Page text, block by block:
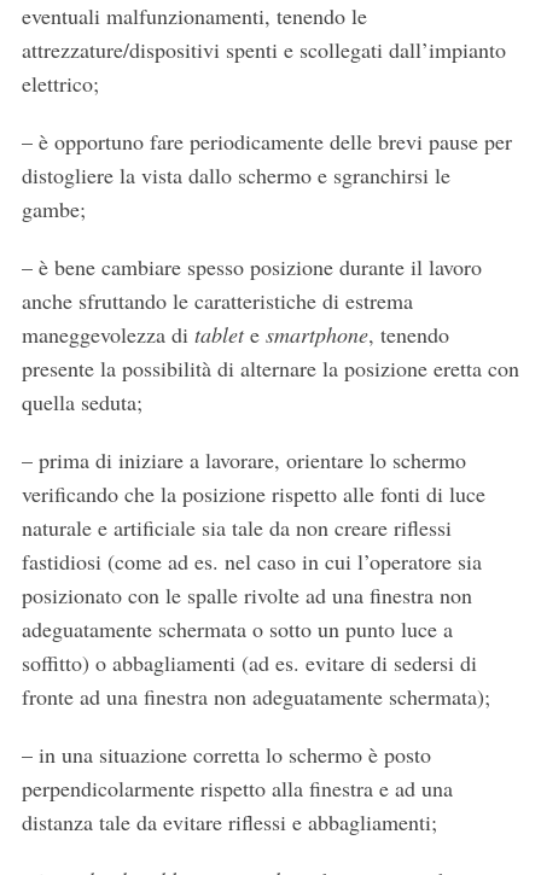
eventuali malfunzionamenti, tenendo le
attrezzature/dispositivi spenti e scollegati dall’impianto
elettrico;
– è opportuno fare periodicamente delle brevi pause per
distogliere la vista dallo schermo e sgranchirsi le
gambe;
– è bene cambiare spesso posizione durante il lavoro
anche sfruttando le caratteristiche di estrema
maneggevolezza di tablete smartphone, tenendo
presente la possibilità di alternare la posizione eretta con
quella seduta;
– prima di iniziare a lavorare, orientare lo schermo
verificando che la posizione rispetto alle fonti di luce
naturale e artificiale sia tale da non creare riflessi
fastidiosi (come ad es. nel caso in cui l’operatore sia
posizionato con le spalle rivolte ad una finestra non
adeguatamente schermata o sotto un punto luce a
soffitto) o abbagliamenti (ad es. evitare di sedersi di
fronte ad una finestra non adeguatamente schermata);
– in una situazione corretta lo schermo è posto
perpendicolarmente rispetto alla finestra e ad una
distanza tale da evitare riflessi e abbagliamenti;